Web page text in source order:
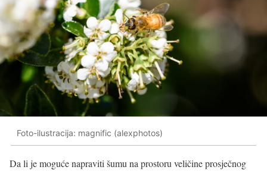
Foto-ilustracija: magnific (alexphotos)
Da li je moguće napraviti šumu na prostoru veličine prosječnog